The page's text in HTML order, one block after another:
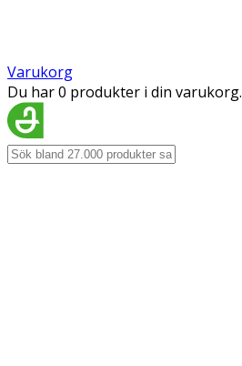
Varukorg
Du har 0 produkter i din varukorg.